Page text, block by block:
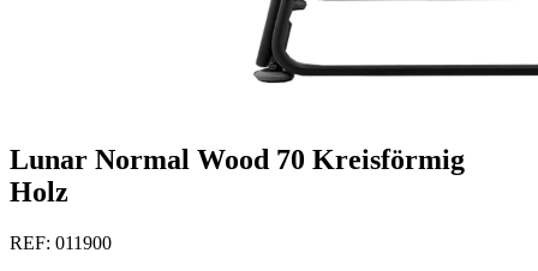
Lunar Normal Wood 70 Kreisförmig
Holz
REF: 011900